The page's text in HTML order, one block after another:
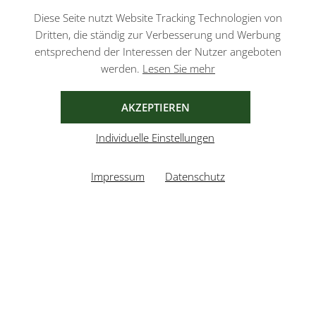
Diese Seite nutzt Website Tracking Technologien von
Dritten, die ständig zur Verbesserung und Werbung
entsprechend der Interessen der Nutzer angeboten
werden. Lesen Sie mehr
AKZEPTIEREN
Individuelle Einstellungen
Impressum Datenschutz